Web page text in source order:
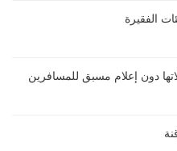
الفقيرة
دون إعلام مسبق للمسافرين